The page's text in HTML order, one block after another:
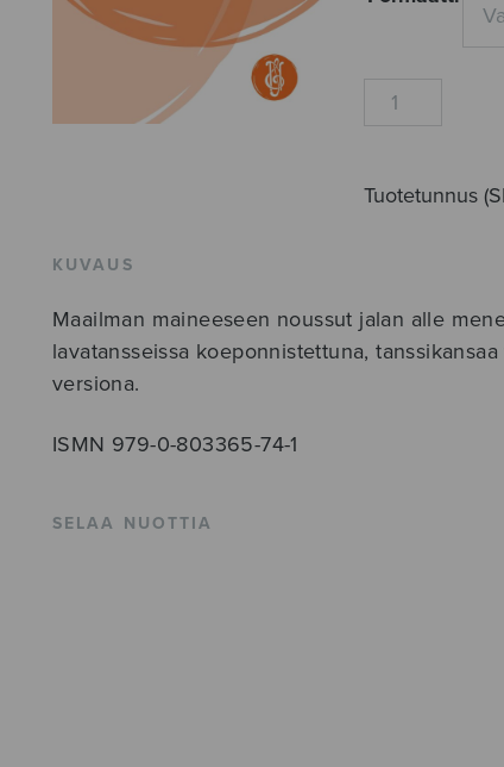
Letkis
Tuotetunnus
KUVAUS
Maailman maineeseen noussut jalan alle
lavatansseissa koeponnistettuna,
versiona.
ISMN 979-0-803365-74-1
SELAA NUOTTIA